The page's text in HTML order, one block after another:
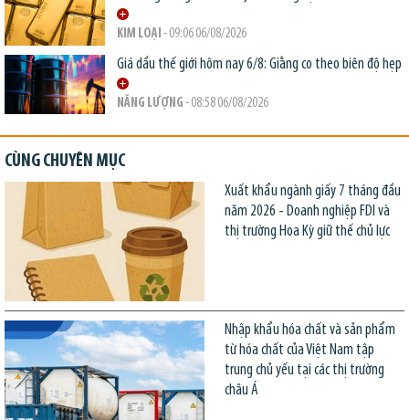
KIM LOẠI - 09:06 06/08/2026
Giá dầu thế giới hôm nay 6/8: Giằng co theo biên độ hẹp
NĂNG LƯỢNG - 08:58 06/08/2026
CÙNG CHUYÊN MỤC
Xuất khẩu ngành giấy 7 tháng đầu
năm 2026 - Doanh nghiệp FDI và
thị trường Hoa Kỳ giữ thế chủ lực
Nhập khẩu hóa chất và sản phẩm
từ hóa chất của Việt Nam tập
trung chủ yếu tại các thị trường
châu Á